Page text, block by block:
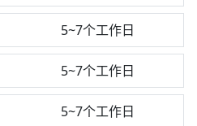
5~7个工作日
5~7个工作日
5~7个工作日